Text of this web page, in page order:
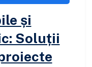
și
Soluții